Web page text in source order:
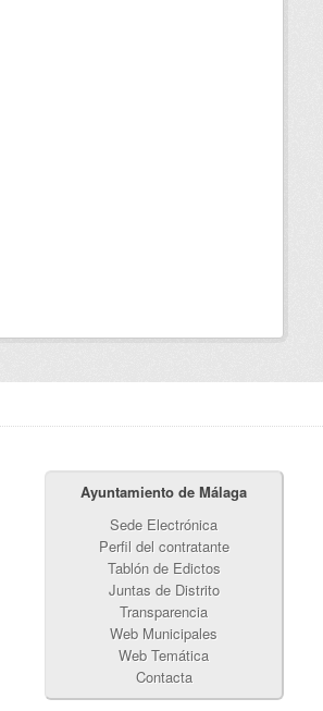
Ayuntamiento de Málaga
Sede Electrónica
Perfil del contratante
Tablón de Edictos
Juntas de Distrito
Transparencia
Web Municipales
Web Temática
Contacta